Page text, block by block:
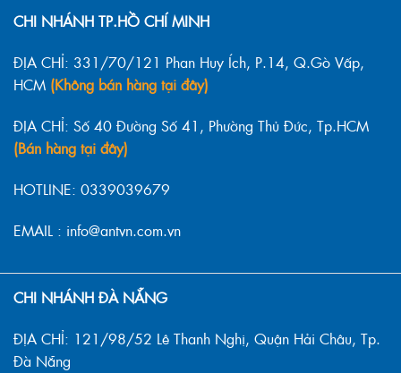
CHI NHÁNH TP.HỒ CHÍ MINH
ĐỊA CHỈ: 331/70/121 Phan Huy Ích, P.14, Q.Gò Vấp,
HCM (Không bán hàng tại đây)
ĐỊA CHỈ: Số 40 Đường Số 41, Phường Thủ Đức, Tp.HCM
(Bán hàng tại đây)
HOTLINE: 0339039679
EMAIL : info@antvn.com.vn
CHI NHÁNH ĐÀ NẴNG
ĐỊA CHỈ: 121/98/52 Lê Thanh Nghị, Quận Hải Châu, Tp.
Đà Nẵng